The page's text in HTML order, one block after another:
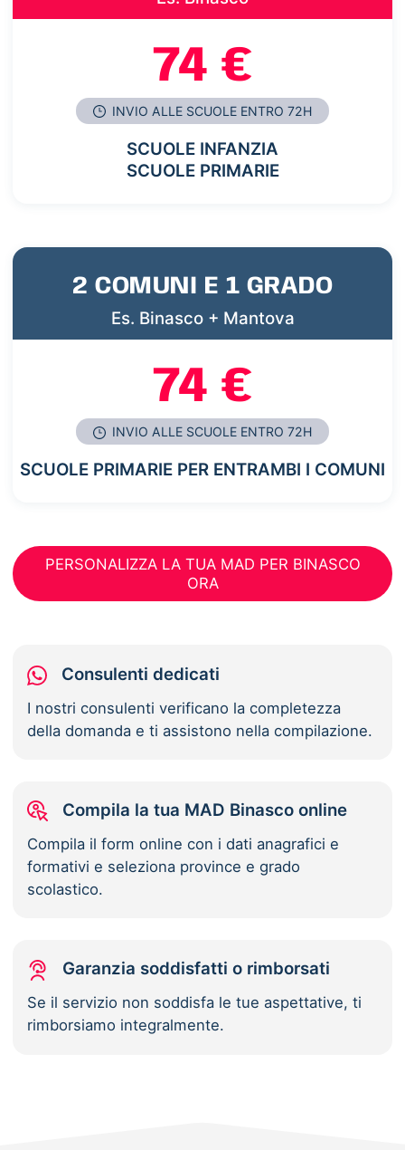
74 €
INVIO ALLE SCUOLE ENTRO 72H
SCUOLE INFANZIA
SCUOLE PRIMARIE
2 COMUNI E 1 GRADO
Es. Binasco + Mantova
74 €
INVIO ALLE SCUOLE ENTRO 72H
SCUOLE PRIMARIE PER ENTRAMBI I COMUNI
PERSONALIZZA LA TUA MAD PER BINASCO
ORA
Consulenti dedicati
I nostri consulenti verificano la completezza
della domanda e ti assistono nella compilazione.
Compila la tua MAD Binasco online
Compila il form online con i dati anagrafici e
formativi e seleziona province e grado
scolastico.
Garanzia soddisfatti o rimborsati
Se il servizio non soddisfa le tue aspettative, ti
rimborsiamo integralmente.